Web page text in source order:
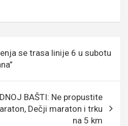
er
A
p
p
se trasa linije 6 u subotu
BAŠTI: Ne propustite
Dečji maraton i trku
na 5 km